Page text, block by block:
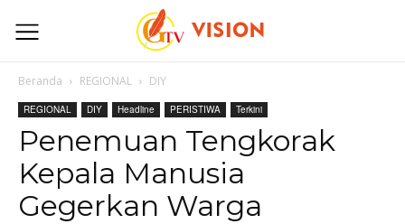
Beranda REGIONAL DIY
REGIONAL DIY Headline PERISTIWA Terkini
Penemuan Tengkorak
Kepala Manusia
Gegerkan Warga